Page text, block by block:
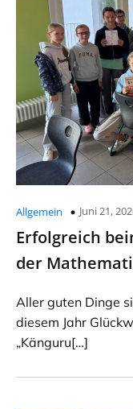
Allgemein Juni 21,
Erfolgreich
der
Aller guten Dinge
diesem Jahr
„Känguru[…]